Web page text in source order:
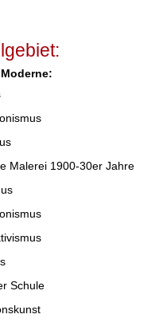
Malerei 1900-30er Jahre
Schule